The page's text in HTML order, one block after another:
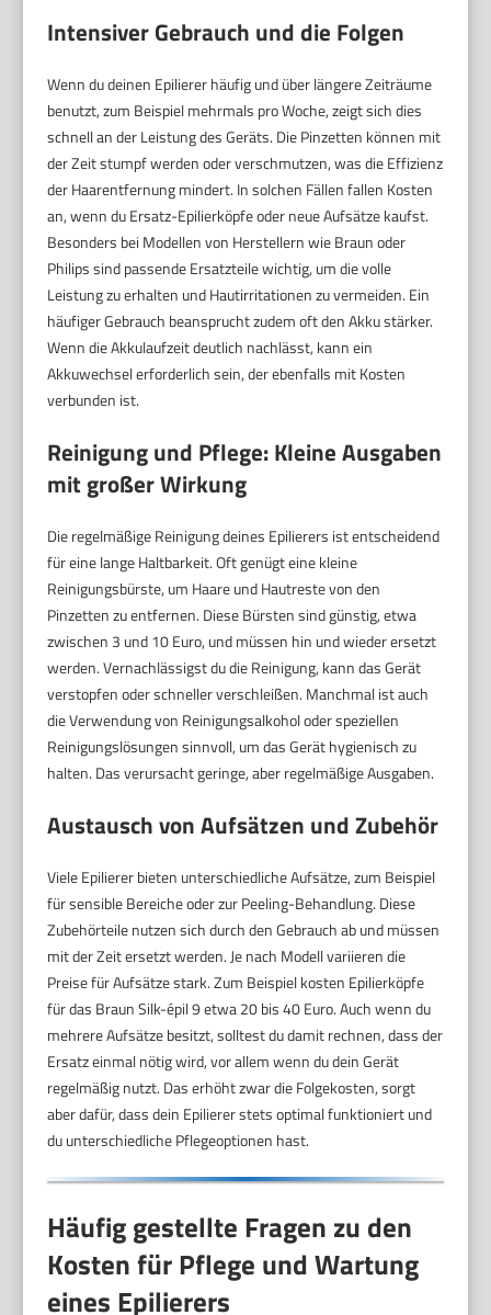
Intensiver Gebrauch und die Folgen
Wenn du deinen Epilierer häufig und über längere Zeiträume
benutzt, zum Beispiel mehrmals pro Woche, zeigt sich dies
schnell an der Leistung des Geräts. Die Pinzetten können mit
der Zeit stumpf werden oder verschmutzen, was die Effizienz
der Haarentfernung mindert. In solchen Fällen fallen Kosten
an, wenn du Ersatz-Epilierköpfe oder neue Aufsätze kaufst.
Besonders bei Modellen von Herstellern wie Braun oder
Philips sind passende Ersatzteile wichtig, um die volle
Leistung zu erhalten und Hautirritationen zu vermeiden. Ein
häufiger Gebrauch beansprucht zudem oft den Akku stärker.
Wenn die Akkulaufzeit deutlich nachlässt, kann ein
Akkuwechsel erforderlich sein, der ebenfalls mit Kosten
verbunden ist.
Reinigung und Pflege: Kleine Ausgaben
mit großer Wirkung
Die regelmäßige Reinigung deines Epilierers ist entscheidend
für eine lange Haltbarkeit. Oft genügt eine kleine
Reinigungsbürste, um Haare und Hautreste von den
Pinzetten zu entfernen. Diese Bürsten sind günstig, etwa
zwischen 3 und 10 Euro, und müssen hin und wieder ersetzt
werden. Vernachlässigst du die Reinigung, kann das Gerät
verstopfen oder schneller verschleißen. Manchmal ist auch
die Verwendung von Reinigungsalkohol oder speziellen
Reinigungslösungen sinnvoll, um das Gerät hygienisch zu
halten. Das verursacht geringe, aber regelmäßige Ausgaben.
Austausch von Aufsätzen und Zubehör
Viele Epilierer bieten unterschiedliche Aufsätze, zum Beispiel
für sensible Bereiche oder zur Peeling-Behandlung. Diese
Zubehörteile nutzen sich durch den Gebrauch ab und müssen
mit der Zeit ersetzt werden. Je nach Modell variieren die
Preise für Aufsätze stark. Zum Beispiel kosten Epilierköpfe
für das Braun Silk-épil 9 etwa 20 bis 40 Euro. Auch wenn du
mehrere Aufsätze besitzt, solltest du damit rechnen, dass der
Ersatz einmal nötig wird, vor allem wenn du dein Gerät
regelmäßig nutzt. Das erhöht zwar die Folgekosten, sorgt
aber dafür, dass dein Epilierer stets optimal funktioniert und
du unterschiedliche Pflegeoptionen hast.
Häufig gestellte Fragen zu den
Kosten für Pflege und Wartung
eines Epilierers